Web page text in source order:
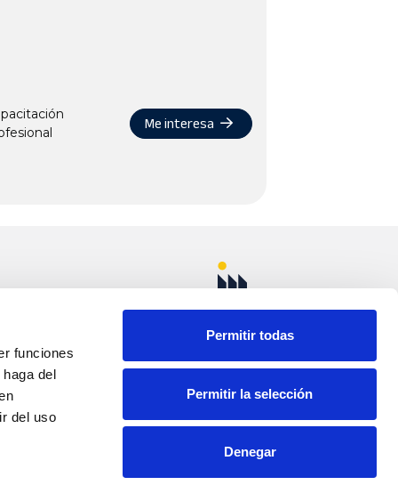
funciones
del
del uso
Permitir todas
Permitir la selección
Denegar
Me interesa